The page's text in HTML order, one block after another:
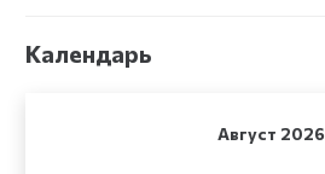
Календарь
Август 2026